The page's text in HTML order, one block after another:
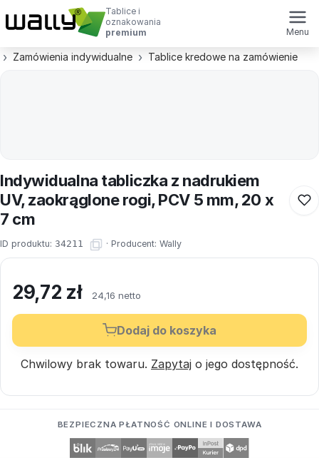
Tablice i
oznakowania
premium
Menu
Zamówienia indywidualne Tablice kredowe na zamówienie
Indywidualna tabliczka z nadrukiem
UV, zaokrąglone rogi, PCV 5 mm, 20 x
7 cm
ID produktu: 34211 · Producent: Wally
29,72 zł 24,16 netto
Dodaj do koszyka
Chwilowy brak towaru. Zapytaj o jego dostępność.
BEZPIECZNA PŁATNOŚĆ ONLINE I DOSTAWA